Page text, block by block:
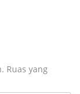
Ruas yang